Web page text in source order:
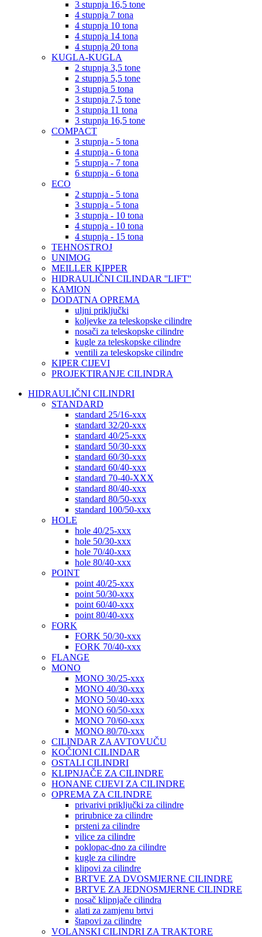
3 stupnja 16,5 tone
4 stupnja 7 tona
4 stupnja 10 tona
4 stupnja 14 tona
4 stupnja 20 tona
KUGLA-KUGLA
2 stupnja 3,5 tone
2 stupnja 5,5 tone
3 stupnja 5 tona
3 stupnja 7,5 tone
3 stupnja 11 tona
3 stupnja 16,5 tone
COMPACT
3 stupnja - 5 tona
4 stupnja - 6 tona
5 stupnja - 7 tona
6 stupnja - 6 tona
ECO
2 stupnja - 5 tona
3 stupnja - 5 tona
3 stupnja - 10 tona
4 stupnja - 10 tona
4 stupnja - 15 tona
TEHNOSTROJ
UNIMOG
MEILLER KIPPER
HIDRAULIČNI CILINDAR ''LIFT''
KAMION
DODATNA OPREMA
uljni priključki
koljevke za teleskopske cilindre
nosači za teleskopske cilindre
kugle za teleskopske cilindre
ventili za teleskopske cilindre
KIPER CIJEVI
PROJEKTIRANJE CILINDRA
HIDRAULIČNI CILINDRI
STANDARD
standard 25/16-xxx
standard 32/20-xxx
standard 40/25-xxx
standard 50/30-xxx
standard 60/30-xxx
standard 60/40-xxx
standard 70-40-XXX
standard 80/40-xxx
standard 80/50-xxx
standard 100/50-xxx
HOLE
hole 40/25-xxx
hole 50/30-xxx
hole 70/40-xxx
hole 80/40-xxx
POINT
point 40/25-xxx
point 50/30-xxx
point 60/40-xxx
point 80/40-xxx
FORK
FORK 50/30-xxx
FORK 70/40-xxx
FLANGE
MONO
MONO 30/25-xxx
MONO 40/30-xxx
MONO 50/40-xxx
MONO 60/50-xxx
MONO 70/60-xxx
MONO 80/70-xxx
CILINDAR ZA AVTOVUČU
KOČIONI CILINDAR
OSTALI CILINDRI
KLIPNJAČE ZA CILINDRE
HONANE CIJEVI ZA CILINDRE
OPREMA ZA CILINDRE
privarivi priključki za cilindre
prirubnice za cilindre
prsteni za cilindre
vilice za cilindre
poklopac-dno za cilindre
kugle za cilindre
klipovi za cilindre
BRTVE ZA DVOSMJERNE CILINDRE
BRTVE ZA JEDNOSMJERNE CILINDRE
nosač klipnjače cilindra
alati za zamjenu brtvi
štapovi za cilindre
VOLANSKI CILINDRI ZA TRAKTORE